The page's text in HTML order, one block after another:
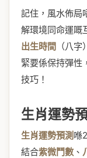
記住，風水佈局
解環境同命運嘅
出生時間 （八
緊要係保持彈性
技巧！
生肖運勢
生肖運勢預測 喺
結合紫微鬥數、